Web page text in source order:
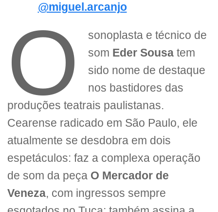
@miguel.arcanjo
O
sonoplasta e técnico de
som Eder Sousa tem
sido nome de destaque
nos bastidores das
produções teatrais paulistanas.
Cearense radicado em São Paulo, ele
atualmente se desdobra em dois
espetáculos: faz a complexa operação
de som da peça O Mercador de
Veneza, com ingressos sempre